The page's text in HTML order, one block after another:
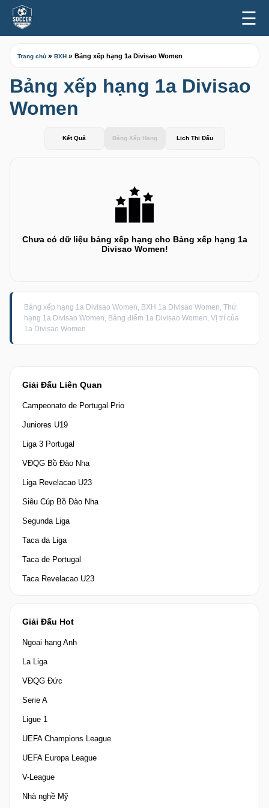
☰
Giải Đấu Liên Quan
Campeonato de Portugal Prio
Juniores U19
Liga 3 Portugal
VĐQG Bồ Đào Nha
Liga Revelacao U23
Siêu Cúp Bồ Đào Nha
Segunda Liga
Taca da Liga
Taca de Portugal
Taca Revelacao U23
Giải Đấu Hot
Ngoại hạng Anh
La Liga
VĐQG Đức
Serie A
Ligue 1
UEFA Champions League
UEFA Europa League
V-League
Nhà nghề Mỹ
Trang chủ » BXH » Bảng xếp hạng 1a Divisao Women
Bảng xếp hạng 1a Divisao
Women
Kết Quả Bảng Xếp Hạng Lịch Thi Đấu
Chưa có dữ liệu bảng xếp hạng cho Bảng xếp hạng 1a
Divisao Women!
Bảng xếp hạng 1a Divisao Women, BXH 1a Divisao Women, Thứ
hạng 1a Divisao Women, Bảng điểm 1a Divisao Women, Vị trí của
1a Divisao Women